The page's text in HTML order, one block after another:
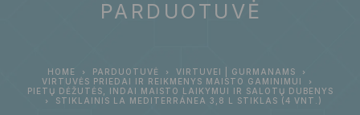
PARDUOTUVĖ
HOME PARDUOTUVĖ
VIRTUVEI | GURMANAMS
VIRTUVĖS PRIEDAI IR REIKMENYS MAISTO GAMINIMUI
PIETŲ DĖŽUTĖS, INDAI MAISTO LAIKYMUI IR SALOTŲ DUBENYS
STIKLAINIS LA MEDITERRÁNEA 3,8 L STIKLAS (4 VNT.)